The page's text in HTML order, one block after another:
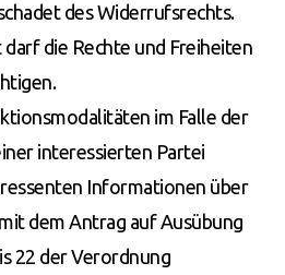
des Widerrufsrechts.
die Rechte und Freiheiten
im Falle der
interessierten Partei
Informationen über
dem Antrag auf Ausübung
22 der Verordnung